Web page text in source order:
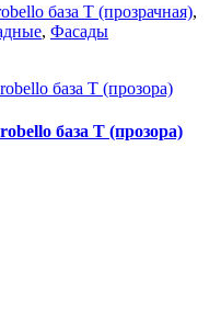
база T (прозрачная),
, Фасады
база T (прозора)